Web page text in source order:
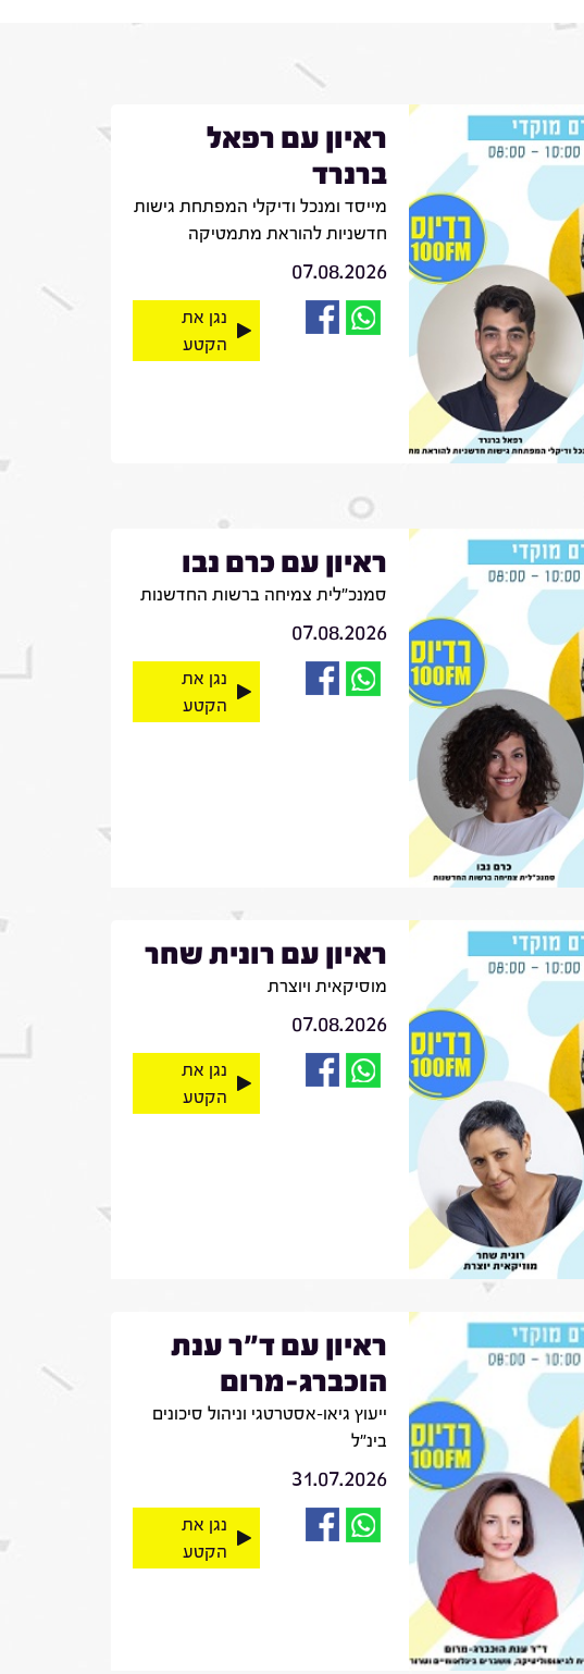
ראיון עם רפאל
ברנרד
מייסד ומנכל ודיקלי המפתחת גישות
חדשניות להוראת מתמטיקה
07.08.2026
נגן את
הקטע
ראיון עם כרם נבו
סמנכ"לית צמיחה ברשות החדשנות
07.08.2026
נגן את
הקטע
ראיון עם רונית שחר
מוסיקאית ויוצרת
07.08.2026
נגן את
הקטע
ראיון עם ד"ר ענת
הוכברג-מרום
ייעוץ גיאו-אסטרטגי וניהול סיכונים
בינ"ל
31.07.2026
נגן את
הקטע